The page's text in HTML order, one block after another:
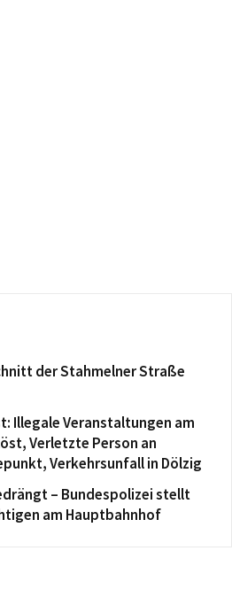
der Stahmelner Straße
Illegale Veranstaltungen am
Verletzte Person an
Verkehrsunfall in Dölzig
– Bundespolizei stellt
am Hauptbahnhof